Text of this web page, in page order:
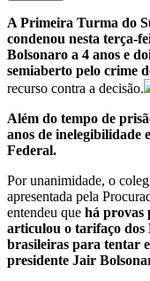
A Primeira Turma do
condenou nesta terça-
Bolsonaro a 4 anos e
semiaberto pelo crime
recurso contra a decisão.
Além do tempo de
anos de inelegibilidade
Federal.
Por unanimidade, o
apresentada pela
entendeu que há provas
articulou o tarifaço dos
brasileiras para tentar
presidente Jair